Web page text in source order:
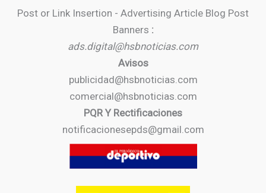
Post or Link Insertion - Advertising Article Blog Post
Banners :
ads.digital@hsbnoticias.com
Avisos
publicidad@hsbnoticias.com
comercial@hsbnoticias.com
PQR Y Rectificaciones
notificacionesepds@gmail.com